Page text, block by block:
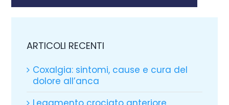
ARTICOLI RECENTI
Coxalgia: sintomi, cause e cura del
dolore all’anca